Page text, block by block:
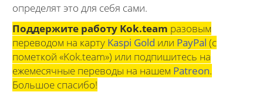
определят это для себя сами.
Поддержите работу Kok.team разовым
переводом на карту Kaspi Gold или PayPal (с
пометкой «Kok.team») или подпишитесь на
ежемесячные переводы на нашем Patreon.
Большое спасибо!